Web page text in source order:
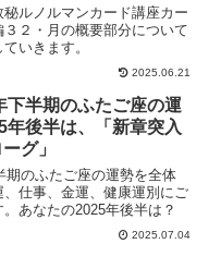
秘ルノルマンカード講座カー
３２・月の概要部分について
いきます。
2025.06.21
下半期のふたご座の運
年後半は、「新章突入
グ」
期のふたご座の運勢を全体
、仕事、金運、健康運別にご
あなたの2025年後半は？
2025.07.04